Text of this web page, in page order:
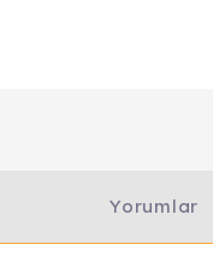
Yorumlar